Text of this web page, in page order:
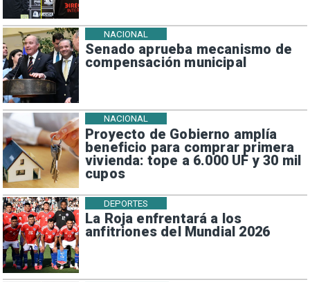
Senado aprueba mecanismo de
compensación municipal
NACIONAL
Proyecto de Gobierno amplía
beneficio para comprar primera
vivienda: tope a 6.000 UF y 30 mil
cupos
NACIONAL
La Roja enfrentará a los
anfitriones del Mundial 2026
DEPORTES